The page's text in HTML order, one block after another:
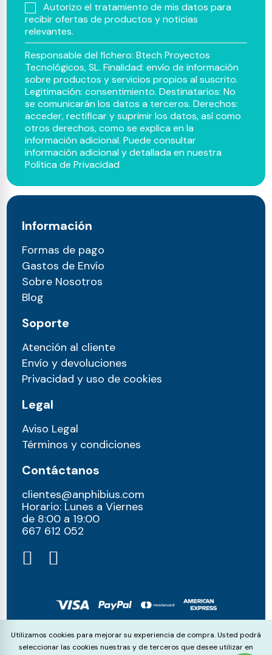
Autorizo el tratamiento de mis datos para
recibir ofertas de productos y noticias
relevantes.
Responsable del fichero: Btech Proyectos
Tecnológicos, SL. Finalidad: envío de información
sobre productos y servicios propios al suscrito.
Legitimación: consentimiento. Destinatarios: No
se comunicarán los datos a terceros. Derechos:
acceder, rectificar y suprimir los datos, así como
otros derechos, como se explica en la
información adicional. Puede consultar
información adicional y detallada en nuestra
Política de Privacidad
Información
Formas de pago
Gastos de Envío
Sobre Nosotros
Blog
Soporte
Atención al cliente
Envío y devoluciones
Privacidad y uso de cookies
Legal
Aviso Legal
Términos y condiciones
Contáctanos
clientes@anphibius.com
Horario: Lunes a Viernes
de 8:00 a 19:00
667 612 052​
© anphibius, 2026
Pago 100% seguros con:
Cookie Consent
Utilizamos cookies para mejorar su experiencia de compra. Usted podrá
seleccionar las cookies nuestras y de terceros que desee utilizar en